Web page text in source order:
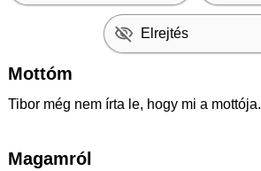
Elrejtés
Mottóm
Tibor még nem írta le, hogy mi a mottója.
Magamról